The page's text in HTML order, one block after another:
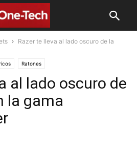
Razer te lleva al lado oscuro de la
Ratones
al lado oscuro de
la gama